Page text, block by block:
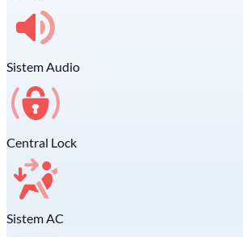
Sistem Audio
Central Lock
Sistem AC